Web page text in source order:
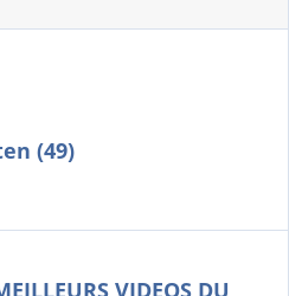
(49)
VIDEOS DU